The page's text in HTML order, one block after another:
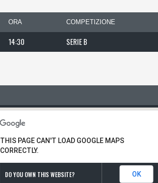
ORA COMPETIZIONE
14:30 SERIE B
THIS PAGE CAN'T LOAD GOOGLE MAPS
CORRECTLY.
DO YOU OWN THIS WEBSITE? OK